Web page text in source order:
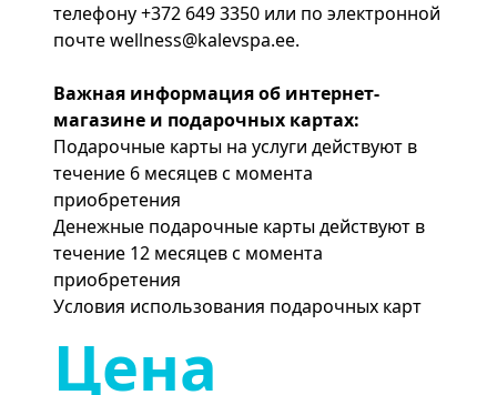
телефону +372 649 3350 или по электронной
почтеwellness@kalevspa.ee.
Важная информация об интернет-
магазине и подарочных картах:
Подарочные карты на услуги действуют в
течение 6 месяцев с момента
приобретения
Денежные подарочные карты действуют в
течение 12 месяцев с момента
приобретения
Условия использования подарочных карт
Цена